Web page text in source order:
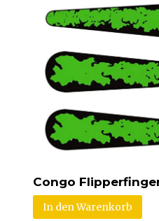
Congo
In den Warenkorb